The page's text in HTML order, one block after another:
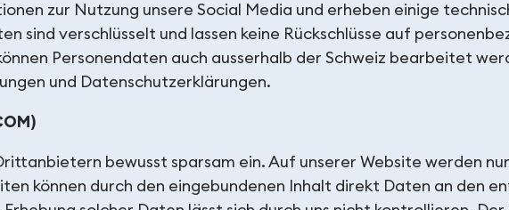
zur Nutzung unsere Social Media und erheben einige
sind verschlüsselt und lassen keine Rückschlüsse auf
Personendaten auch ausserhalb der Schweiz bearbeitet
und Datenschutzerklärungen.
bewusst sparsam ein. Auf unserer Website werden
können durch den eingebundenen Inhalt direkt Daten an den